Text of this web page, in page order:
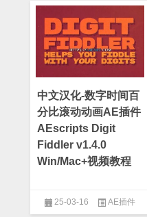
中文汉化-数字时间百
分比滚动动画AE插件
AEscripts Digit
Fiddler v1.4.0
Win/Mac+视频教程
25-03-16 AE插件